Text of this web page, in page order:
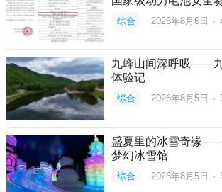
综合 2026年8月6日 ·
九峰山间深呼吸——
体验记
综合 2026年8月5日 ·
盛夏里的冰雪奇缘
梦幻冰雪馆
综合 2026年8月5日 ·